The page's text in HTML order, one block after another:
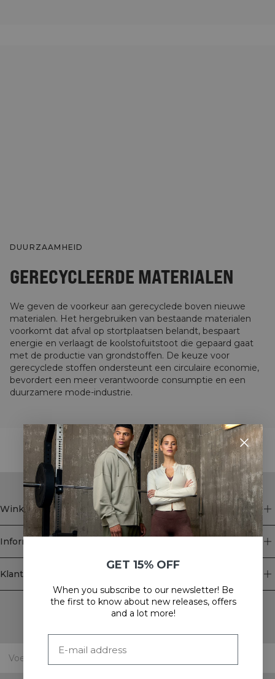
DUURZAAMHEID
GERECYCLEERDE MATERIALEN
We geven de voorkeur aan gerecyclede boven nieuwe
materialen. Het hergebruiken van bestaande materialen
voorkomt dat afval op stortplaatsen belandt, bespaart
energie en verlaagt de koolstofuitstoot die gepaard gaat
met de productie van grondstoffen. De keuze voor
gerecyclede stoffen ondersteunt een circulaire economie,
bevordert een meer verantwoorde consumptie en een
duurzamere mode-industrie.
STYLE WITH
Winkel
Informatie
Klantenservice
Newsletter
Schrijf je voor onze nieuwsbrief! Ontvang exclusieve
GET 15% OFF
When you subscribe to our newsletter! Be
the first to know about new releases, offers
and a lot more!